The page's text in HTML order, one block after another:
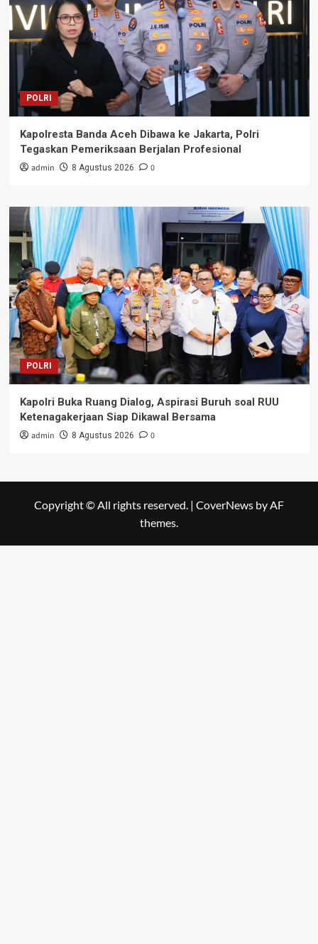
POLRI
Kapolresta Banda Aceh Dibawa ke Jakarta, Polri
Tegaskan Pemeriksaan Berjalan Profesional
admin 8 Agustus 2026 0
POLRI
Kapolri Buka Ruang Dialog, Aspirasi Buruh soal RUU
Ketenagakerjaan Siap Dikawal Bersama
admin 8 Agustus 2026 0
Copyright © All rights reserved. | CoverNews by AF
themes.